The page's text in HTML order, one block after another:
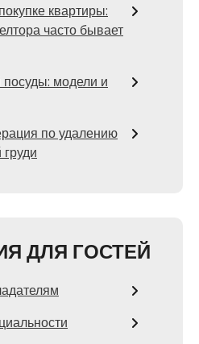
квартиры:
часто бывает
модели и
по удалению
ДЛЯ ГОСТЕЙ